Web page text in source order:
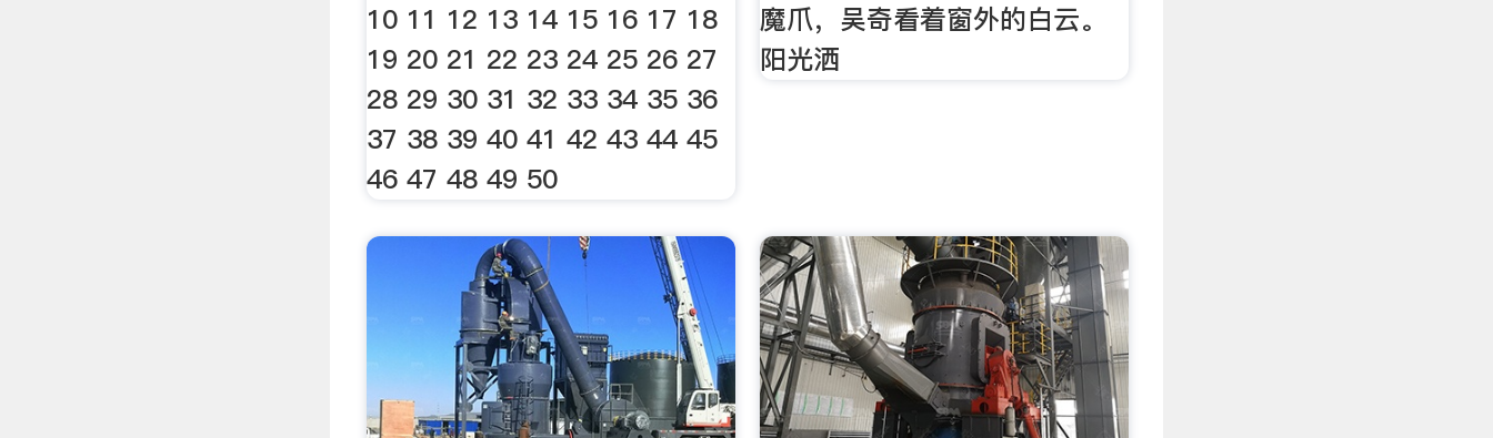
10 11 12 13 14 15 16 17 18
19 20 21 22 23 24 25 26 27
28 29 30 31 32 33 34 35 36
37 38 39 40 41 42 43 44 45
46 47 48 49 50
魔爪，吴奇看着窗外的白云。
阳光洒